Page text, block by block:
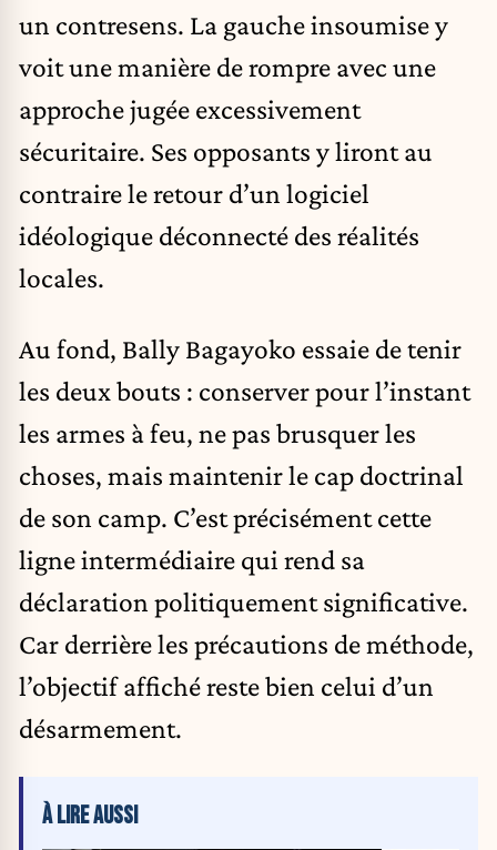
un contresens. La gauche insoumise y
voit une manière de rompre avec une
approche jugée excessivement
sécuritaire. Ses opposants y liront au
contraire le retour d’un logiciel
idéologique déconnecté des réalités
locales.
Au fond, Bally Bagayoko essaie de tenir
les deux bouts : conserver pour l’instant
les armes à feu, ne pas brusquer les
choses, mais maintenir le cap doctrinal
de son camp. C’est précisément cette
ligne intermédiaire qui rend sa
déclaration politiquement significative.
Car derrière les précautions de méthode,
l’objectif affiché reste bien celui d’un
désarmement.
À LIRE AUSSI